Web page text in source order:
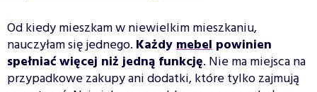
Od kiedy mieszkam w niewielkim mieszkaniu,
nauczyłam się jednego. Każdymebel powinien
spełniać więcej niż jedną funkcję. Nie ma miejsca na
przypadkowe zakupy ani dodatki, które tylko zajmują